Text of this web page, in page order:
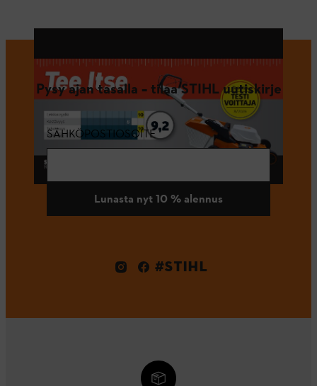
Pysy ajan tasalla – tilaa STIHL uutiskirje
SÄHKÖPOSTIOSOITE
Lunasta nyt 10 % alennus
#STIHL